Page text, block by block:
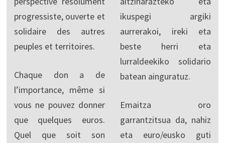
progressiste, ouverte et
solidaire des autres
peuples et territoires.
Chaque don a de
l’importance, même si
vous ne pouvez donner
que quelques euros.
Quel que soit son
ikuspegi argiki
aurrerakoi, ireki eta
beste herri eta
lurraldeekiko solidario
batean ainguratuz.
Emaitza oro
garrantzitsua da, nahiz
eta euro/eusko guti